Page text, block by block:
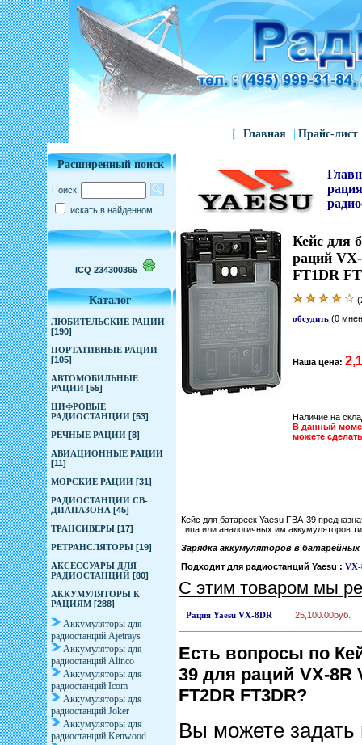
[ Главная Прайс-лист
Расширенный поиск
Поиск:
искать в найденном
ICQ 234300365
Каталог
ЛЮБИТЕЛЬСКИЕ РАЦИИ
[190]
ПОРТАТИВНЫЕ РАЦИИ
[105]
АВТОМОБИЛЬНЫЕ
РАЦИИ [55]
ЦИФРОВЫЕ
РАДИОСТАНЦИИ [53]
РЕЧНЫЕ РАЦИИ [8]
АВИАЦИОННЫЕ РАЦИИ
[11]
МОРСКИЕ РАЦИИ [31]
РАДИОСТАНЦИИ CB-
ДИАПАЗОНА [45]
ТРАНСИВЕРЫ [17]
РЕТРАНСЛЯТОРЫ [19]
АКСЕССУАРЫ ДЛЯ
РАДИОСТАНЦИЙ [80]
АККУМУЛЯТОРЫ К
РАЦИЯМ [288]
Аккумуляторы для
радиостанций Ajetrays
Аккумуляторы для
радиостанций Alinco
Аккумуляторы для
радиостанций Icom
Аккумуляторы для
радиостанций Joker
Аккумуляторы для
радиостанций Kenwood
Кейс для
раций
FT1DR
обсудить (0
Наша цена:
Наличие на
В данный
можете
Кейс для батареек Yaesu FBA-39
типа или аналогичных им аккумуляторов
Зарядка аккумуляторов в
Подходит для радиостанций Yaesu :
С этим товаром мы
Рация Yaesu VX-8DR 25,100.00руб.
Есть вопросы по
39 для раций VX-8R
FT2DR FT3DR?
Вы можете